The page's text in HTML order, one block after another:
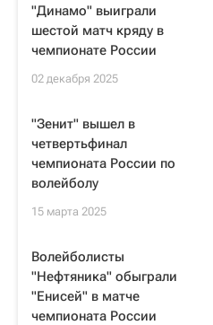
"Динамо" выиграли
шестой матч кряду в
чемпионате России
02 декабря 2025
"Зенит" вышел в
четвертьфинал
чемпионата России по
волейболу
15 марта 2025
Волейболисты
"Нефтяника" обыграли
"Енисей" в матче
чемпионата России